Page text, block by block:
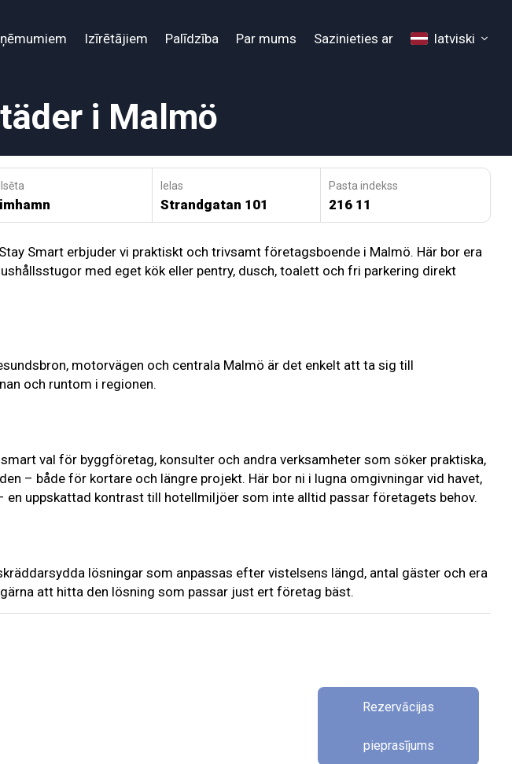
Izīrētājiem Palīdzība Par mums Sazinieties ar latviski
i Malmö
Ielas
Strandgatan 101
Pasta indekss
216 11
Smart erbjuder vi praktiskt och trivsamt företagsboende i Malmö. Här bor era
med eget kök eller pentry, dusch, toalett och fri parkering direkt
motorvägen och centrala Malmö är det enkelt att ta sig till
och runtom i regionen.
val för byggföretag, konsulter och andra verksamheter som söker praktiska,
– både för kortare och längre projekt. Här bor ni i lugna omgivningar vid havet,
en uppskattad kontrast till hotellmiljöer som inte alltid passar företagets behov.
lösningar som anpassas efter vistelsens längd, antal gäster och era
att hitta den lösning som passar just ert företag bäst.
Rezervācijas
pieprasījums